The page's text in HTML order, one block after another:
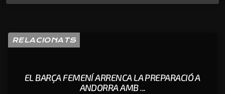
RELACIONATS
EL BARÇA FEMENÍ ARRENCA LA PREPARACIÓ A
ANDORRA AMB ...